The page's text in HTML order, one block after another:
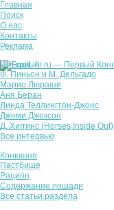
Главная
Поиск
О нас
Контакты
Реклама
Интервью
Ф. Пиньон и М. Дельгадо
Марио Люраши
Аня Беран
Линда Теллингтон-Джонс
Джеми Джексон
Д. Хиггинс (Horses Inside Out)
Все интервью
Конюшня
Пастбище
Рацион
Содержание лошади
Все статьи раздела